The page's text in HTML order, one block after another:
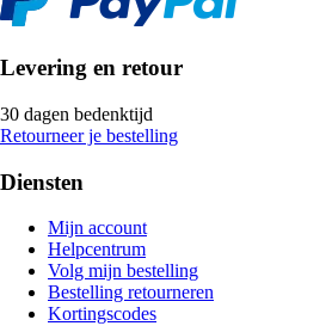
Levering en retour
30 dagen bedenktijd
Retourneer je bestelling
Diensten
Mijn account
Helpcentrum
Volg mijn bestelling
Bestelling retourneren
Kortingscodes